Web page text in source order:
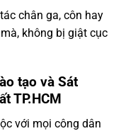
chân ga, côn hay
không bị giật cục
tạo và Sát
TP.HCM
với mọi công dân